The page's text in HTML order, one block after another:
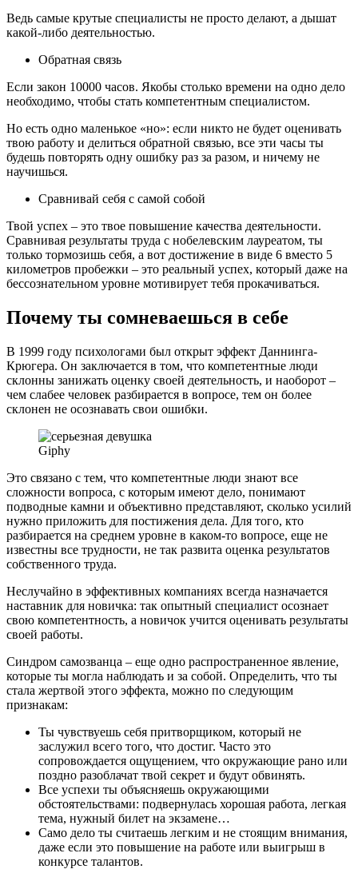
Ведь самые крутые специалисты не просто делают, а дышат
какой-либо деятельностью.
Обратная связь
Если закон 10000 часов. Якобы столько времени на одно дело
необходимо, чтобы стать компетентным специалистом.
Но есть одно маленькое «но»: если никто не будет оценивать
твою работу и делиться обратной связью, все эти часы ты
будешь повторять одну ошибку раз за разом, и ничему не
научишься.
Сравнивай себя с самой собой
Твой успех – это твое повышение качества деятельности.
Сравнивая результаты труда с нобелевским лауреатом, ты
только тормозишь себя, а вот достижение в виде 6 вместо 5
километров пробежки – это реальный успех, который даже на
бессознательном уровне мотивирует тебя прокачиваться.
Почему ты сомневаешься в себе
В 1999 году психологами был открыт эффект Даннинга-
Крюгера. Он заключается в том, что компетентные люди
склонны занижать оценку своей деятельность, и наоборот –
чем слабее человек разбирается в вопросе, тем он более
склонен не осознавать свои ошибки.
Giphy
Это связано с тем, что компетентные люди знают все
сложности вопроса, с которым имеют дело, понимают
подводные камни и объективно представляют, сколько усилий
нужно приложить для постижения дела. Для того, кто
разбирается на среднем уровне в каком-то вопросе, еще не
известны все трудности, не так развита оценка результатов
собственного труда.
Неслучайно в эффективных компаниях всегда назначается
наставник для новичка: так опытный специалист осознает
свою компетентность, а новичок учится оценивать результаты
своей работы.
Синдром самозванца – еще одно распространенное явление,
которые ты могла наблюдать и за собой. Определить, что ты
стала жертвой этого эффекта, можно по следующим
признакам:
Ты чувствуешь себя притворщиком, который не
заслужил всего того, что достиг. Часто это
сопровождается ощущением, что окружающие рано или
поздно разоблачат твой секрет и будут обвинять.
Все успехи ты объясняешь окружающими
обстоятельствами: подвернулась хорошая работа, легкая
тема, нужный билет на экзамене…
Само дело ты считаешь легким и не стоящим внимания,
даже если это повышение на работе или выигрыш в
конкурсе талантов.